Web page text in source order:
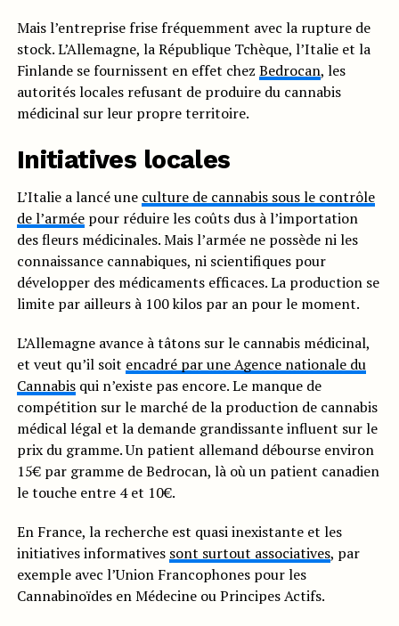
Mais l’entreprise frise fréquemment avec la rupture de
stock. L’Allemagne, la République Tchèque, l’Italie et la
Finlande se fournissent en effet chez Bedrocan, les
autorités locales refusant de produire du cannabis
médicinal sur leur propre territoire.
Initiatives locales
L’Italie a lancé une culture de cannabis sous le contrôle
de l’arméepour réduire les coûts dus à l’importation
des fleurs médicinales. Mais l’armée ne possède ni les
connaissance cannabiques, ni scientifiques pour
développer des médicaments efficaces. La production se
limite par ailleurs à 100 kilos par an pour le moment.
L’Allemagne avance à tâtons sur le cannabis médicinal,
et veut qu’il soit encadré par une Agence nationale du
Cannabisqui n’existe pas encore. Le manque de
compétition sur le marché de la production de cannabis
médical légal et la demande grandissante influent sur le
prix du gramme. Un patient allemand débourse environ
15€ par gramme de Bedrocan, là où un patient canadien
le touche entre 4 et 10€.
En France, la recherche est quasi inexistante et les
initiatives informatives sont surtout associatives, par
exemple avec l’Union Francophones pour les
Cannabinoïdes en Médecine ou Principes Actifs.